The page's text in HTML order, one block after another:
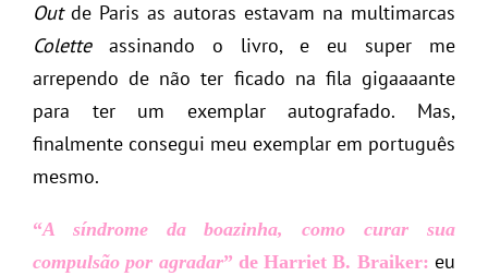
Outde Paris as autoras estavam na multimarcas
Coletteassinando o livro, e eu super me
arrependo de não ter ficado na fila gigaaaante
para ter um exemplar autografado. Mas,
finalmente consegui meu exemplar em português
mesmo.
“A síndrome da boazinha, como curar sua
compulsão por agradar” de Harriet B. Braiker: eu